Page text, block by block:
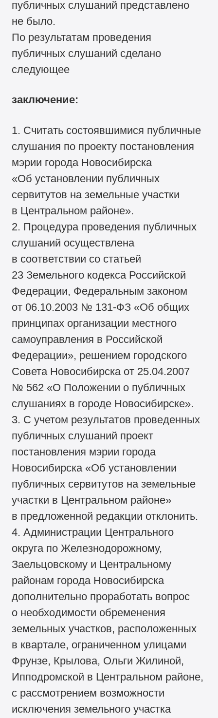
публичных слушаний представлено
не было.
По результатам проведения
публичных слушаний сделано
следующее
заключение:
1. Считать состоявшимися публичные
слушания по проекту постановления
мэрии города Новосибирска
«Об установлении публичных
сервитутов на земельные участки
в Центральном районе».
2. Процедура проведения публичных
слушаний осуществлена
в соответствии со статьей
23 Земельного кодекса Российской
Федерации, Федеральным законом
от 06.10.2003 № 131-ФЗ «Об общих
принципах организации местного
самоуправления в Российской
Федерации», решением городского
Совета Новосибирска от 25.04.2007
№ 562 «О Положении о публичных
слушаниях в городе Новосибирске».
3. С учетом результатов проведенных
публичных слушаний проект
постановления мэрии города
Новосибирска «Об установлении
публичных сервитутов на земельные
участки в Центральном районе»
в предложенной редакции отклонить.
4. Администрации Центрального
округа по Железнодорожному,
Заельцовскому и Центральному
районам города Новосибирска
дополнительно проработать вопрос
о необходимости обременения
земельных участков, расположенных
в квартале, ограниченном улицами
Фрунзе, Крылова, Ольги Жилиной,
Ипподромской в Центральном районе,
с рассмотрением возможности
исключения земельного участка